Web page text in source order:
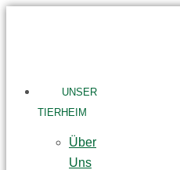
UNSER
TIERHEIM
Über
Uns